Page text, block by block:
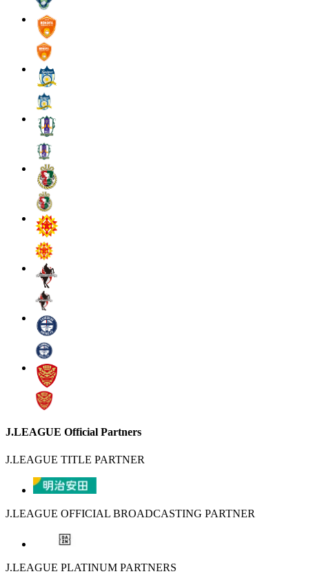
J.LEAGUE Official Partners
J.LEAGUE TITLE PARTNER
J.LEAGUE OFFICIAL BROADCASTING PARTNER
J.LEAGUE PLATINUM PARTNERS